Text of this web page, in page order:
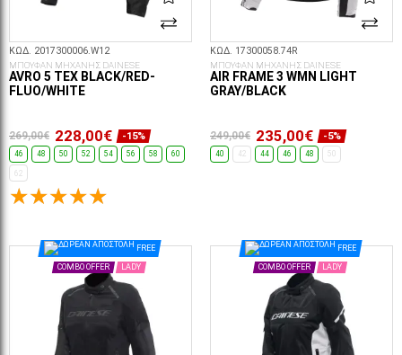
ΚΩΔ. 2017300006.W12
ΜΠΟΥΦΑΝ ΜΗΧΑΝΗΣ DAINESE
AVRO 5 TEX BLACK/RED-
FLUO/WHITE
269,00€ 228,00€ -15%
46 48 50 52 54 56 58 60
62
ΚΩΔ. 17300058.74R
ΜΠΟΥΦΑΝ ΜΗΧΑΝΗΣ DAINESE
AIR FRAME 3 WMN LIGHT
GRAY/BLACK
249,00€ 235,00€ -5%
40 42 44 46 48 50
FREE
COMBO OFFER LADY
FREE
COMBO OFFER LADY